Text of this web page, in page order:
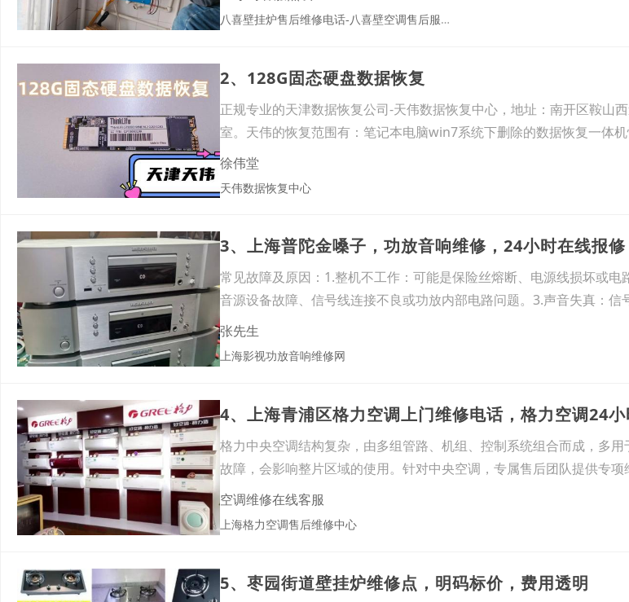
八
喜壁挂炉售后维修电话-八喜壁空调售后服务点电话
2、128G固态硬盘数据恢复
正规专业的天津数据恢复公司-天伟数据恢复中心，地址：南开区鞍山
室。天伟的恢复范围有：笔记本电脑win7系统下删除的数据恢复一体
徐伟堂
天伟数据恢复中心
3、上海普陀金嗓子，功放音响维修，24小时在线报修
常见故障及原因：1.整机不工作：可能是保险丝熔断、电源线损坏或电
音源设备故障、信号线连接不良或功放内部电路问题。3.声音失真：信
张先生
上海影视功放音响维修网
4、上海青浦区格力空调上门维修电话，格力空调24
格力中央空调结构复杂，由多组管路、机组、控制系统组合而成，多
故障，会影响整片区域的使用。针对中央空调，专属售后团队提供专项
制热
空调维修在线客服
上海格力空调售后维修中心
5、枣园街道壁挂炉维修点，明码标价，费用透明